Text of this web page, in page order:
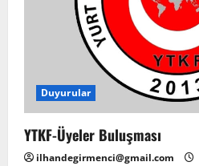
Duyurular
YTKF-Üyeler Buluşması
ilhandegirmenci@gmail.com